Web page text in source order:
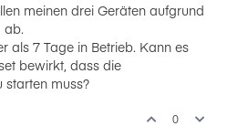
meinen drei Geräten aufgrund
ab.
als 7 Tage in Betrieb. Kann es
bewirkt, dass die
muss?
0